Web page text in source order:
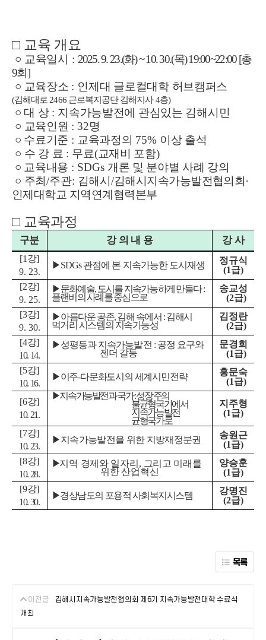
□ 교육 개요
○ 교육일시 : 2025. 9. 23.(화) ~ 10. 30.(목) 19:00~22:00 [총
9회]
○ 교육장소 : 인제대 글로컬대학 허브캠퍼스
(김해대로 2466 근로복지공단 김해지사4층)
○ 대 상 : 지속가능발전에 관심있는 김해시민
○ 교육인원 : 32명
○ 수료기준 : 교육과정의 75% 이상 출석
○ 수 강 료 : 무료(교재비 포함)
○ 교육내용 : SDGs 개론 및 분야별 사례 강의
○ 주최/주관: 김해시 /김해시지속가능발전협의회 ·
인제대학교 지역연계협력본부
□ 교육과정
구분 강 의 내 용 강 사
[1 강]
9. 23.
▶SDGs관점에 본 지속가능한 도시재생
정규식
(1급)
[2강]
9. 25.
▶문화예술, 도시를 지속가능하게 만들다:
플랜비의 사례를 중심으로
송교성
(2급)
[3강]
9. 30.
▶아름다운 공존,김해 속에서 :김해시
먹거리 시스템의 지속가능성
김정란
(2급)
[4강]
10. 14.
▶성평등과 지속가능발전 : 공정 요구와
젠더 갈등
문경희
(1급)
[5강]
10. 16.
▶이주-다문화도시의 세계시민전략
홍문숙
(1급)
[6강]
10. 21.
▶지속가능발전과 국가:성장주의
불균형국가에서
지속가능발전
균형국가로
지주형
(1급)
[7강]
10. 23.
▶지속가능발전을 위한 지방재정분권
송원근
(1급)
[8강]
10. 28.
▶지역 경제와 일자리 , 그리고 미래를
위한 산업혁신
양승훈
(1급)
[9강]
10. 30.
▶경상남도의 포용적 사회복지시스템
강명진
(2급)
목록
이전글
김해시지속가능발전협의회 제6기 지속가능발전대학 수료식
개최